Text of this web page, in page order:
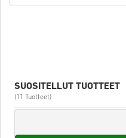
SUOSITELLUT TUOTTEET
(11 Tuotteet)